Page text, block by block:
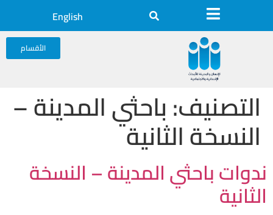
English
الأقسام
التصنيف:باحثي المدينة –
النسخة الثانية
ندوات باحثي المدينة – النسخة
الثانية